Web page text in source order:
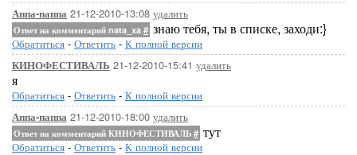
Аппа-паппа 21-12-2010-13:08 удалить
Ответ на комментарий nata_xa # знаю тебя, ты в списке, заходи:}
Обратиться - Ответить - К полной версии
КИНОФЕСТИВАЛЬ 21-12-2010-15:41 удалить
я
Обратиться - Ответить - К полной версии
Аппа-паппа 21-12-2010-18:00 удалить
Ответ на комментарий КИНОФЕСТИВАЛЬ # тут
Обратиться - Ответить - К полной версии